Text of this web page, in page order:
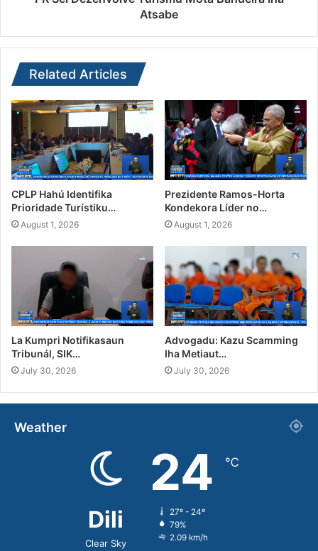
Atsabe
Related Articles
CPLP Hahú Identifika
Prioridade Turístiku…
August 1, 2026
Prezidente Ramos-Horta
Kondekora Líder no…
August 1, 2026
La Kumpri Notifikasaun
Tribunál, SIK…
July 30, 2026
Advogadu: Kazu Scamming
Iha Metiaut…
July 30, 2026
Weather
Dili
Clear Sky
24 ℃
27º - 24º
79%
2.09 km/h